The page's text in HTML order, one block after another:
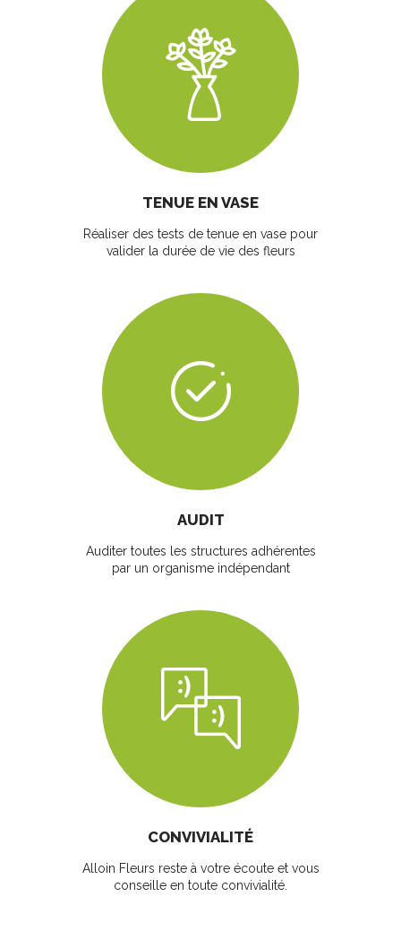
TENUE EN VASE
Réaliser des tests de tenue en vase pour
valider la durée de vie des fleurs
AUDIT
Auditer toutes les structures adhérentes
par un organisme indépendant
CONVIVIALITÉ
Alloin Fleurs reste à votre écoute et vous
conseille en toute convivialité.